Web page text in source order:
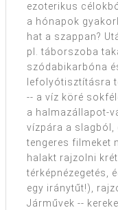
ezoterikus
a hónapok
hat a szappan?
pl. táborszoba
szódabikarbóna
lefolyótisztításra
-- a víz köré
a halmazállapot-
vízpára a slagból,
tengeres filmeket
halakt rajzolni
térképnézegetés,
egy iránytűt!),
Járművek --